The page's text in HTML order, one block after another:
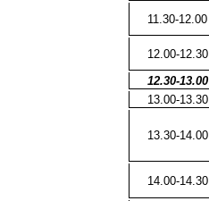
11.30-12.00
12.00-12.30
12.30-13.00
13.00-13.30
13.30-14.00
14.00-14.30